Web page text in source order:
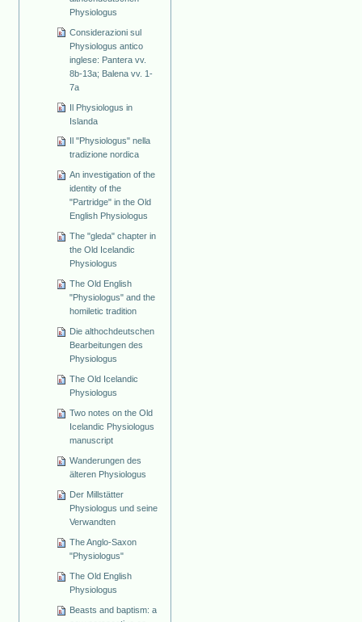
Physiologus
Considerazioni sul
Physiologus antico
inglese: Pantera vv.
8b-13a; Balena vv. 1-
7a
Il Physiologus in
Islanda
Il "Physiologus" nella
tradizione nordica
An investigation of the
identity of the
"Partridge" in the Old
English Physiologus
The "gleda" chapter in
the Old Icelandic
Physiologus
The Old English
"Physiologus" and the
homiletic tradition
Die althochdeutschen
Bearbeitungen des
Physiologus
The Old Icelandic
Physiologus
Two notes on the Old
Icelandic Physiologus
manuscript
Wanderungen des
älteren Physiologus
Der Millstätter
Physiologus und seine
Verwandten
The Anglo-Saxon
"Physiologus"
The Old English
Physiologus
Beasts and baptism: a